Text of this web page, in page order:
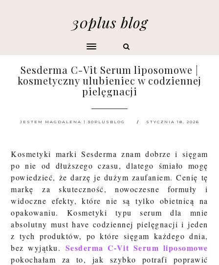
30plus blog
Sesderma C-Vit Serum liposomowe |
kosmetyczny ulubieniec w codziennej
pielęgnacji
JESTEM MAGDALENA | 30PLUSBLOG STYCZNIA 18, 2026
Kosmetyki marki Sesderma znam dobrze i sięgam
po nie od dłuższego czasu, dlatego śmiało mogę
powiedzieć, że darzę je dużym zaufaniem. Cenię tę
markę za skuteczność, nowoczesne formuły i
widoczne efekty, które nie są tylko obietnicą na
opakowaniu. Kosmetyki typu serum dla mnie
absolutny must have codziennej pielęgnacji i jeden
z tych produktów, po które sięgam każdego dnia,
bez wyjątku. Sesderma C-Vit Serum liposomowe
pokochałam za to, jak szybko potrafi poprawić